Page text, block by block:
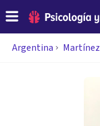
Argentina Martínez